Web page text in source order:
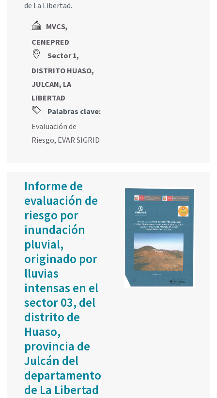
de La Libertad.
MVCS,
CENEPRED
Sector 1,
DISTRITO HUASO,
JULCAN, LA
LIBERTAD
Palabras clave:
Evaluación de
Riesgo, EVAR SIGRID
Informe de
evaluación de
riesgo por
inundación
pluvial,
originado por
lluvias
intensas en el
sector 03, del
distrito de
Huaso,
provincia de
Julcán del
departamento
de La Libertad